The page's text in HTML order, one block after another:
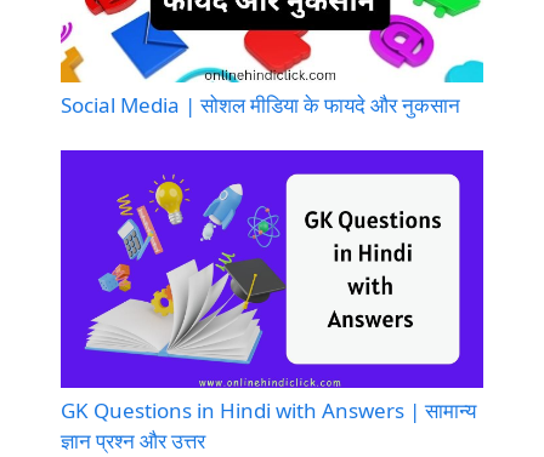
Social Media | सोशल मीडिया के फायदे और नुकसान
GK Questions in Hindi with Answers | सामान्य
ज्ञान प्रश्न और उत्तर